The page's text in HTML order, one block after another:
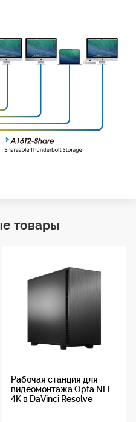
товары
Рабочая станция для
видеомонтажа Opta NLE
4K в DaVinci Resolve